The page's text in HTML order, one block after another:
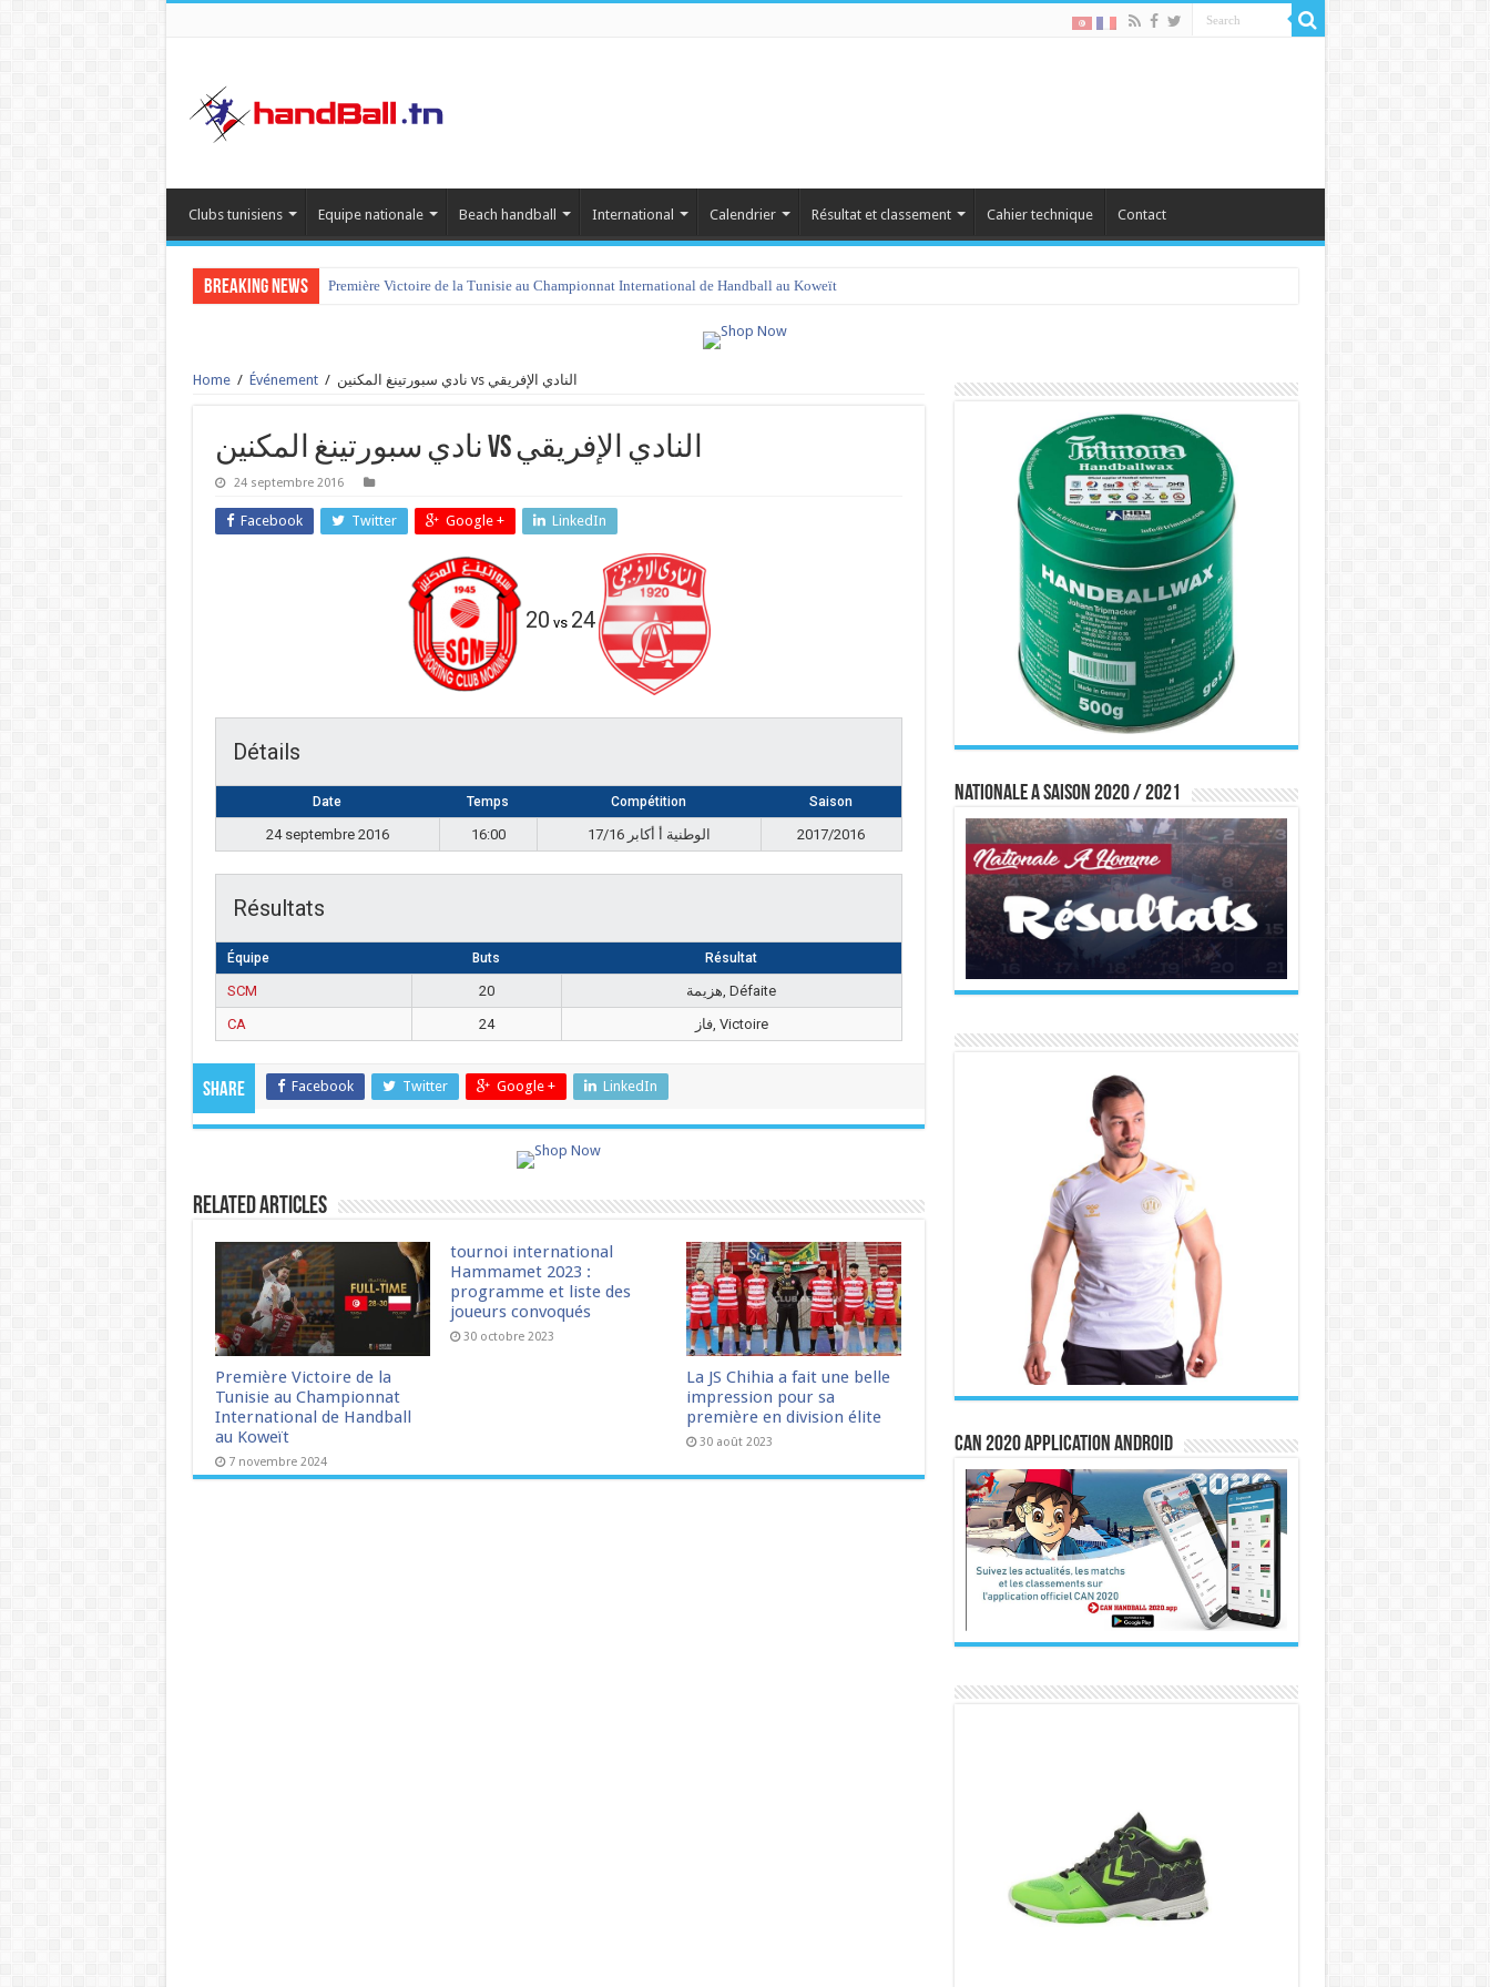
Clubs tunisiens Equipe nationale Beach handball International Calendrier Résultat et classement Cahier technique Contact
Breaking News Première Victoire de la Tunisie au Championnat International de Handball au Koweït
Home / Événement / نادي سبورتينغ المكنين vs النادي الإفريقي
نادي سبورتينغ المكنين vs النادي الإفريقي
24 septembre 2016
Facebook Twitter Google + LinkedIn
20 vs 24
Détails
Date Temps Compétition Saison
24 septembre 2016 16:00 17/16 الوطنية أ أكابر 2017/2016
Résultats
Équipe Buts Résultat
SCM 20
هزيمة, Défaite
CA
24 فاز, Victoire
Share Facebook Twitter Google + LinkedIn
Related Articles
Première Victoire de la
Tunisie au Championnat
International de Handball
au Koweït
7 novembre 2024
tournoi international
Hammamet 2023 :
programme et liste des
joueurs convoqués
30 octobre 2023
La JS Chihia a fait une belle
impression pour sa
première en division élite
30 août 2023
Nationale A saison 2020 / 2021
CAN 2020 Application Android